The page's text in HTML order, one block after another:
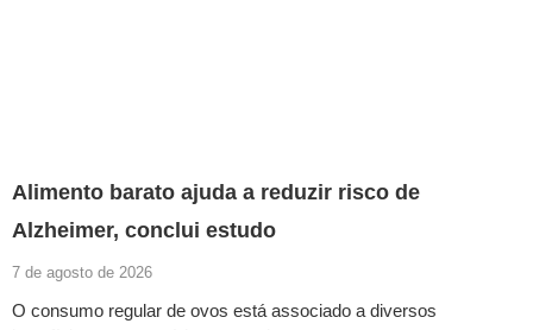
Alimento barato ajuda a reduzir risco de
Alzheimer, conclui estudo
7 de agosto de 2026
O consumo regular de ovos está associado a diversos